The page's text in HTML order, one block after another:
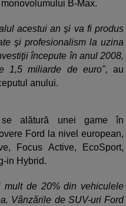
B-Max.
acestui an şi va fi produs
şi profesionalism la uzina
începute în anul 2008,
1,5 miliarde de euro", au
anului.
se alătură unei game în
Ford la nivel european,
Focus Active, EcoSport,
in Hybrid.
mult de 20% din vehiculele
Vânzările de SUV-uri Ford